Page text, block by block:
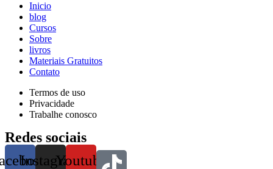
Inicio
blog
Cursos
Sobre
livros
Materiais Gratuitos
Contato
Termos de uso
Privacidade
Trabalhe conosco
Redes sociais
InstagramYoutube